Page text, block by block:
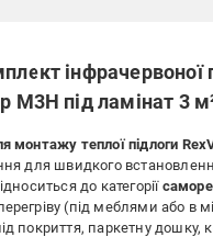
M3H під ламінат 3
монтажу теплої підлоги
для швидкого
до категорії
(під меблями або в
покриття, паркетну дошку,